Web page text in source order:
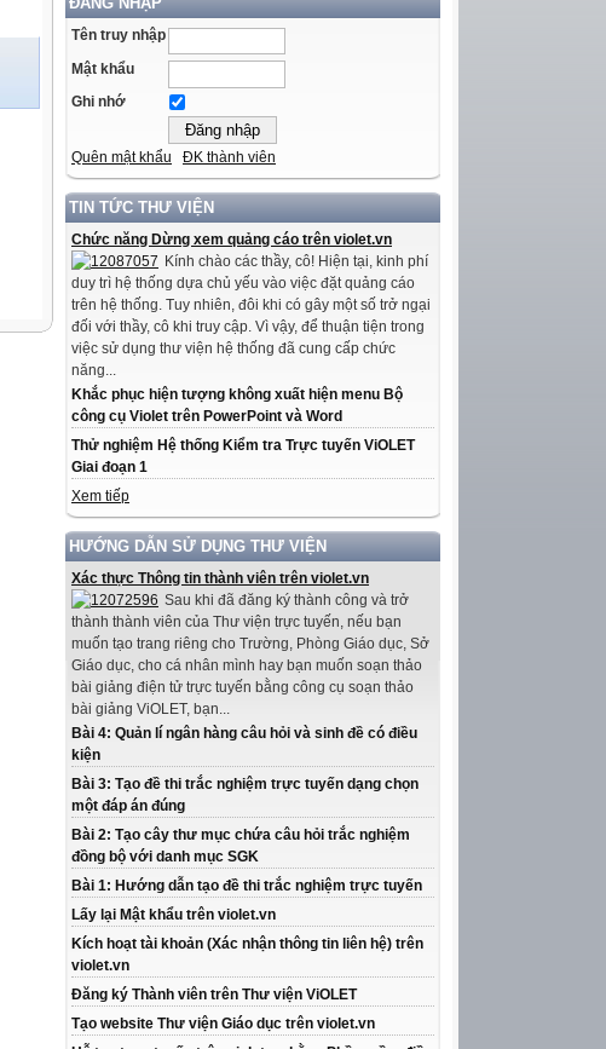
Tên truy nhập
Mật khẩu
Ghi nhớ
Quên mật khẩu ĐK thành viên
TIN TỨC THƯ VIỆN
Chức năng Dừng xem quảng cáo trên violet.vn
Kính chào các thầy, cô! Hiện tại, kinh phí
duy trì hệ thống dựa chủ yếu vào việc đặt quảng cáo
trên hệ thống. Tuy nhiên, đôi khi có gây một số trở ngại
đối với thầy, cô khi truy cập. Vì vậy, để thuận tiện trong
việc sử dụng thư viện hệ thống đã cung cấp chức
năng...
Khắc phục hiện tượng không xuất hiện menu Bộ
công cụ Violet trên PowerPoint và Word
Thử nghiệm Hệ thống Kiểm tra Trực tuyến ViOLET
Giai đoạn 1
Xem tiếp
HƯỚNG DẪN SỬ DỤNG THƯ VIỆN
Xác thực Thông tin thành viên trên violet.vn
Sau khi đã đăng ký thành công và trở
thành thành viên của Thư viện trực tuyến, nếu bạn
muốn tạo trang riêng cho Trường, Phòng Giáo dục, Sở
Giáo dục, cho cá nhân mình hay bạn muốn soạn thảo
bài giảng điện tử trực tuyến bằng công cụ soạn thảo
bài giảng ViOLET, bạn...
Bài 4: Quản lí ngân hàng câu hỏi và sinh đề có điều
kiện
Bài 3: Tạo đề thi trắc nghiệm trực tuyến dạng chọn
một đáp án đúng
Bài 2: Tạo cây thư mục chứa câu hỏi trắc nghiệm
đồng bộ với danh mục SGK
Bài 1: Hướng dẫn tạo đề thi trắc nghiệm trực tuyến
Lấy lại Mật khẩu trên violet.vn
Kích hoạt tài khoản (Xác nhận thông tin liên hệ) trên
violet.vn
Đăng ký Thành viên trên Thư viện ViOLET
Tạo website Thư viện Giáo dục trên violet.vn